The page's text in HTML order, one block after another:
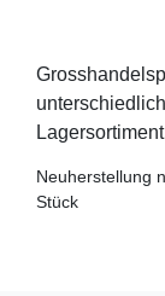
Neuherstellung
Stück